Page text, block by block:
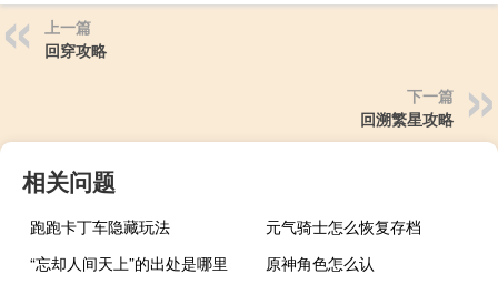
上一篇
回穿攻略
下一篇
回溯繁星攻略
相关问题
跑跑卡丁车隐藏玩法
元气骑士怎么恢复存档
“忘却人间天上”的出处是哪里
原神角色怎么认